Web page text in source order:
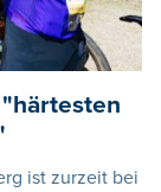
"härtesten
ist zurzeit bei